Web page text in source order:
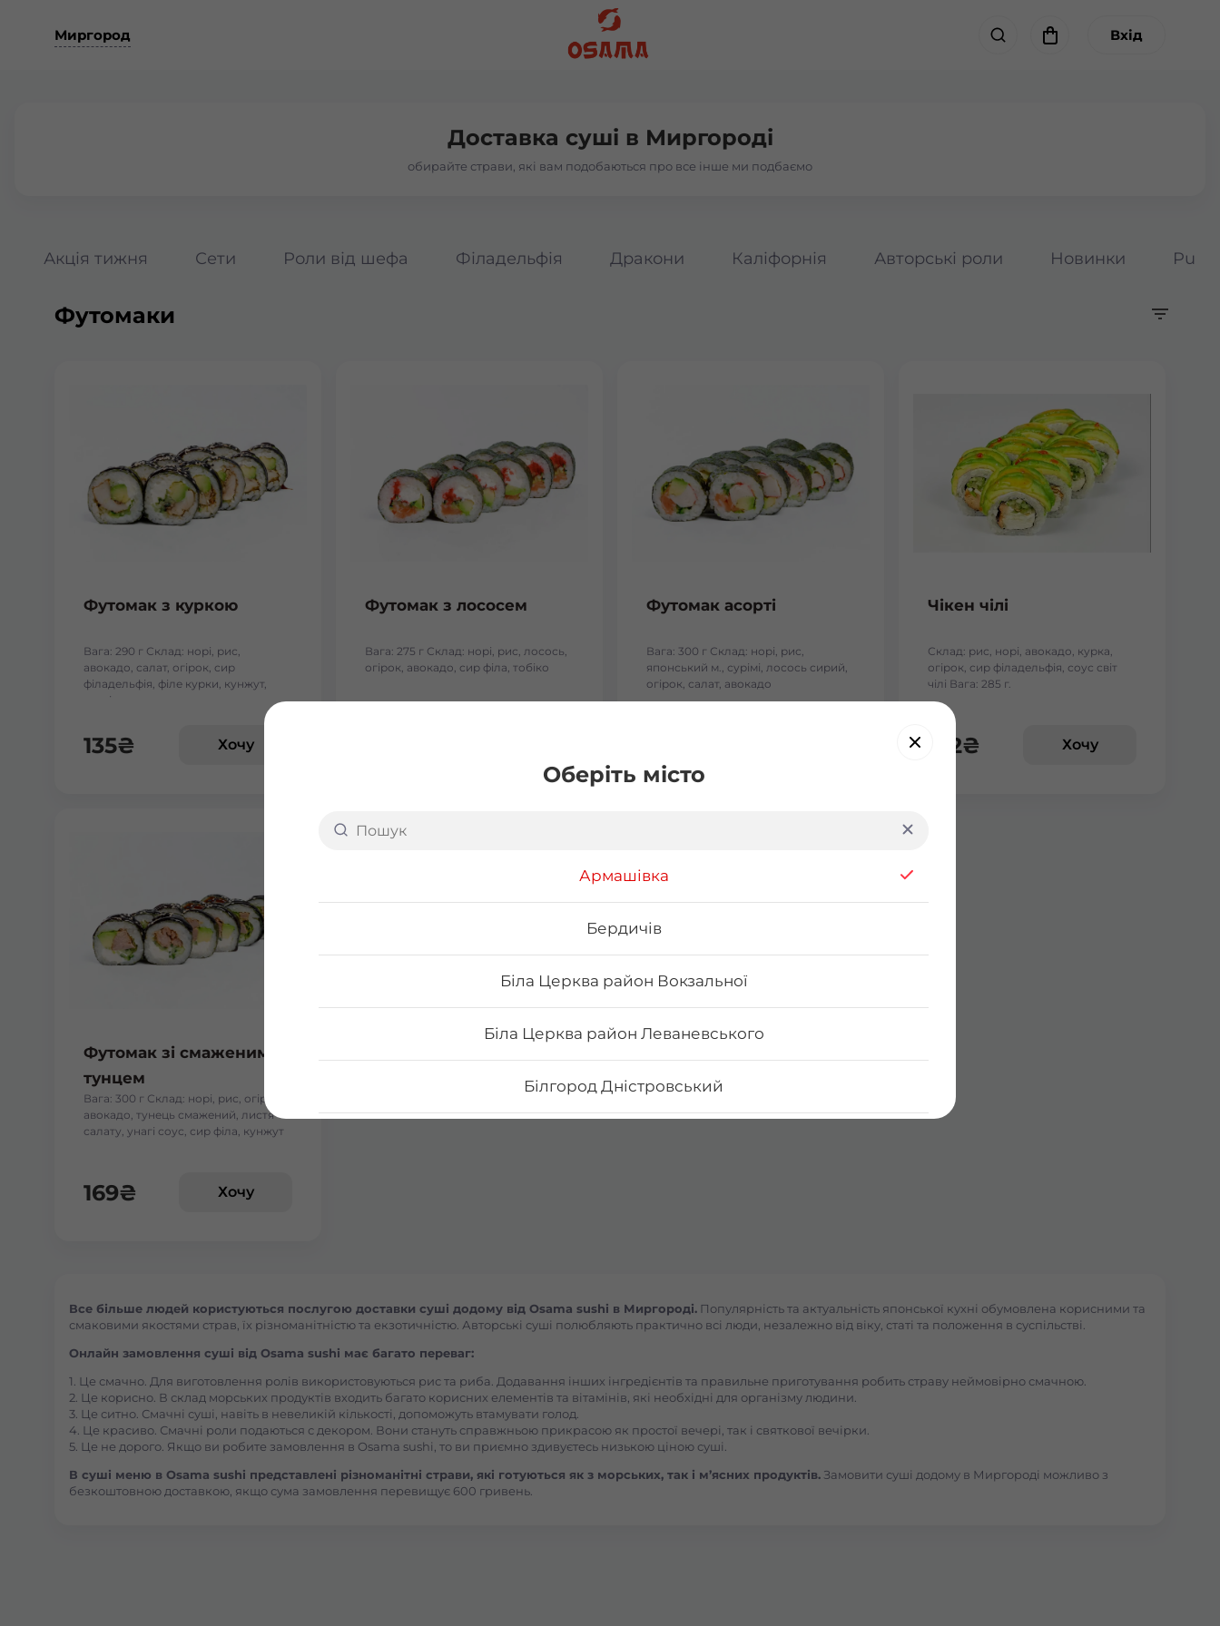
Оберіть місто
Армашівка
Бердичів
Біла Церква район Вокзальної
Біла Церква район Леваневського
Білгород Дністровський
Броди
Буча
Миргород Вхід
Доставка суші в Миргороді
обирайте страви, які вам подобаються про все інше ми подбаємо
Акція тижня Сети Роли від шефа Філадельфія Дракони Каліфорнія Авторські роли Новинки
Футомаки
Футомак з куркою
Вага: 290 г Склад: норі, рис,
авокадо, салат, огірок, сир
філадельфія, філе курки, кунжут,
унагі соус
135₴ Хочу
Футомак з лососем
Вага: 275 г Склад: норі, рис, лосось,
огірок, авокадо, сир філа, тобіко
Футомак асорті
Вага: 300 г Склад: норі, рис,
японський м., сурімі, лосось сирий,
огірок, салат, авокадо
Чікен чілі
Склад: рис, норі, авокадо, курка,
огірок, сир філадельфія, соус світ
чілі Вага: 285 г.
172₴ Хочу
Футомак зі смаженим
тунцем
Вага: 300 г Склад: норі, рис, огірок,
авокадо, тунець смажений, листя
салату, унагі соус, сир філа, кунжут
169₴ Хочу
Все більше людей користуються послугою доставки суші додому від Osama sushi в Миргороді. Популярність та актуальність японської кухні обумовлена корисними та
смаковими якостями страв, їх різноманітністю та екзотичністю. Авторські суші полюбляють практично всі люди, незалежно від віку, статі та положення в суспільстві.
Онлайн замовлення суші від Osama sushi має багато переваг:
1. Це смачно. Для виготовлення ролів використовуються рис та риба. Додавання інших інгредієнтів та правильне приготування робить страву неймовірно смачною.
2. Це корисно. В склад морських продуктів входить багато корисних елементів та вітамінів, які необхідні для організму людини.
3. Це ситно. Смачні суші, навіть в невеликій кількості, допоможуть втамувати голод.
4. Це красиво. Смачні роли подаються с декором. Вони стануть справжньою прикрасою як простої вечері, так і святкової вечірки.
5. Це не дорого. Якщо ви робите замовлення в Osama sushi, то ви приємно здивуєтесь низькою ціною суші.
В суші меню в Osama sushi представлені різноманітні страви, які готуються як з морських, так і м’ясних продуктів. Замовити суші додому в Миргороді можливо з
безкоштовною доставкою, якщо сума замовлення перевищує 600 гривень.